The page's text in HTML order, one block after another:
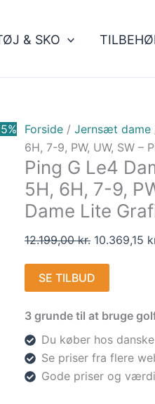
& SKO
Forside / Jernsæt dame
6H, 7-9, PW, UW, SW –
Ping G Le4
5H, 6H, 7-9,
Dame Lite
12.199,00kr.
pris
12.199,00
10.369,15
SE TILBUD
3 grunde til at bruge
Du køber hos
Se priser fra flere
Gode priser og